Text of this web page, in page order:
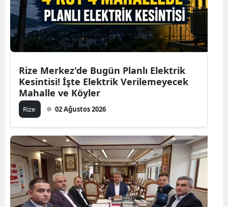
Rize Merkez'de Bugün Planlı Elektrik
Kesintisi! İşte Elektrik Verilemeyecek
Mahalle ve Köyler
Rize 02 Ağustos 2026